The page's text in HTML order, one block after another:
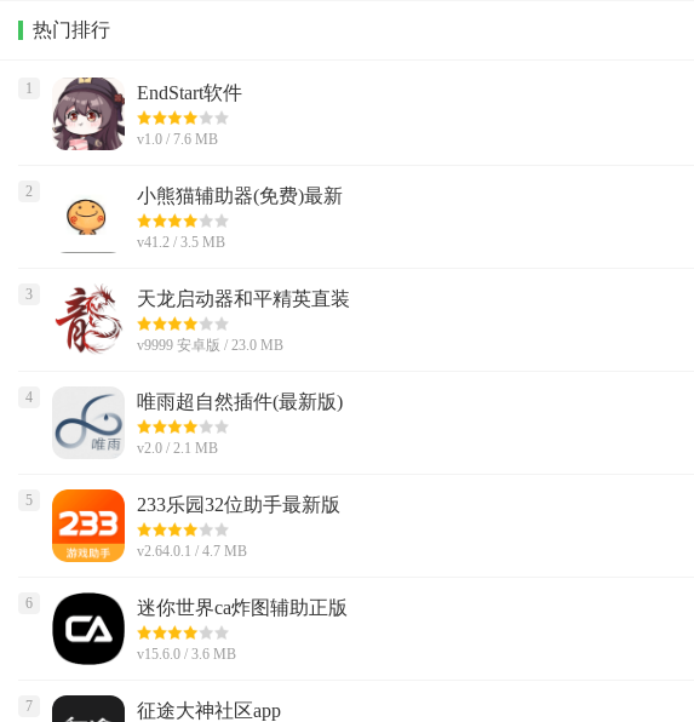
热门排行
1 EndStart软件
v1.0 / 7.6 MB
2 小熊猫辅助器(免费)最新
v41.2 / 3.5 MB
3 天龙启动器和平精英直装
v9999 安卓版 / 23.0 MB
4 唯雨超自然插件(最新版)
v2.0 / 2.1 MB
5 233乐园32位助手最新版
v2.64.0.1 / 4.7 MB
6 迷你世界ca炸图辅助正版
v15.6.0 / 3.6 MB
7 征途大神社区app